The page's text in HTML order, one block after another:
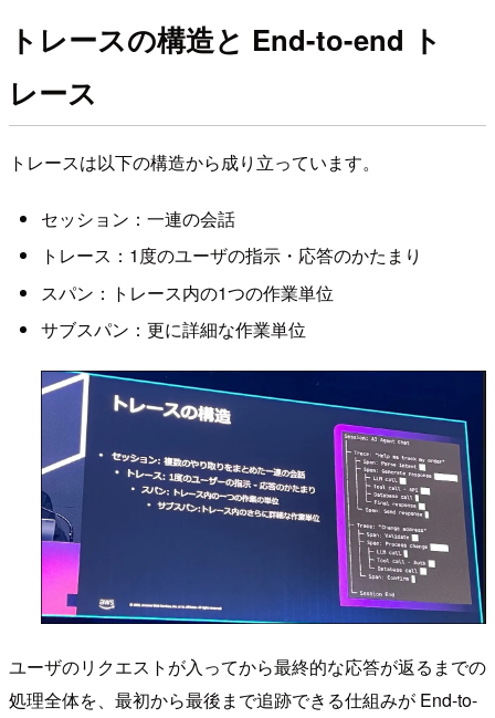
トレースの構造と End-to-end ト
レース
トレースは以下の構造から成り立っています。
セッション：一連の会話
トレース：1度のユーザの指示・応答のかたまり
スパン：トレース内の1つの作業単位
サブスパン：更に詳細な作業単位
ユーザのリクエストが入ってから最終的な応答が返るまでの
処理全体を、最初から最後まで追跡できる仕組みが End-to-